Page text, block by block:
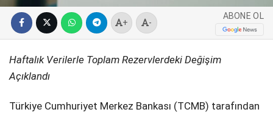
Hattı
+ -
ABONE OL
Haftalık Verilerle Toplam Rezervlerdeki Değişim
Açıklandı
Türkiye Cumhuriyet Merkez Bankası (TCMB) tarafından